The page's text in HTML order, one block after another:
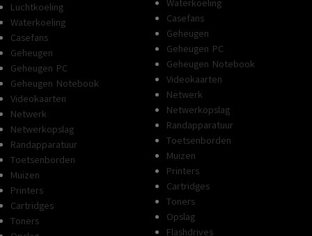
Luchtkoeling
Waterkoeling
Casefans
Geheugen
Geheugen PC
Geheugen Notebook
Videokaarten
Netwerk
Netwerkopslag
Randapparatuur
Toetsenborden
Muizen
Printers
Cartridges
Toners
Waterkoeling
Casefans
Geheugen
Geheugen PC
Geheugen Notebook
Videokaarten
Netwerk
Netwerkopslag
Randapparatuur
Toetsenborden
Muizen
Printers
Cartridges
Toners
Opslag
Flashdrives